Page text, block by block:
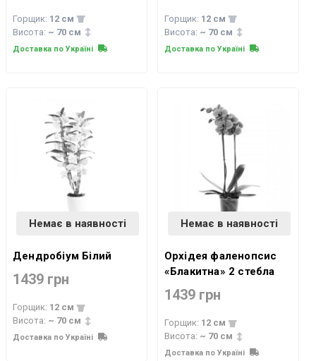
Горщик: 12 см
Висота: ~ 70 см
Доставка по Україні
Горщик: 12 см
Висота: ~ 70 см
Доставка по Україні
Немає в наявності
Дендробіум Білий
1439 грн
Горщик: 12 см
Висота: ~ 70 см
Доставка по Україні
Немає в наявності
Орхідея фаленопсис
«Блакитна» 2 стебла
1439 грн
Горщик: 12 см
Висота: ~ 70 см
Доставка по Україні